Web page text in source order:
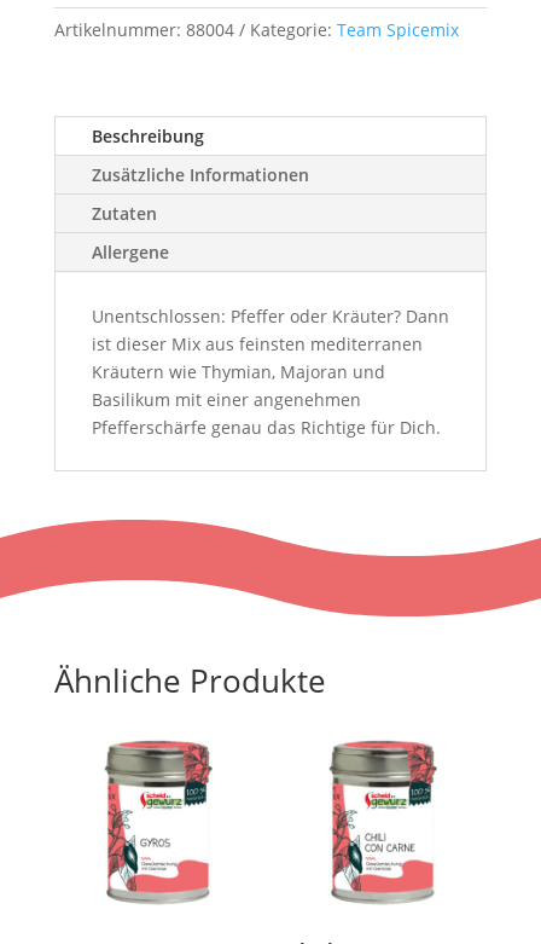
Artikelnummer: 88004 Kategorie: Team Spicemix
Beschreibung
Zusätzliche Informationen
Zutaten
Allergene
Unentschlossen: Pfeffer oder Kräuter? Dann
ist dieser Mix aus feinsten mediterranen
Kräutern wie Thymian, Majoran und
Basilikum mit einer angenehmen
Pfefferschärfe genau das Richtige für Dich.
Ähnliche Produkte